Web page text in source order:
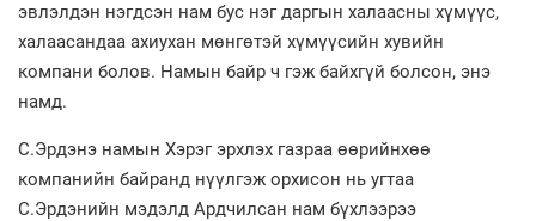
эвлэлдэн нэгдсэн нам бус нэг даргын халаасны хүмүүс,
халаасандаа ахиухан мөнгөтэй хүмүүсийн хувийн
компани болов. Намын байр ч гэж байхгүй болсон, энэ
намд.
С.Эрдэнэ намын Хэрэг эрхлэх газраа өөрийнхөө
компанийн байранд нүүлгэж орхисон нь угтаа
С.Эрдэнийн мэдэлд Ардчилсан нам бүхлээрээ